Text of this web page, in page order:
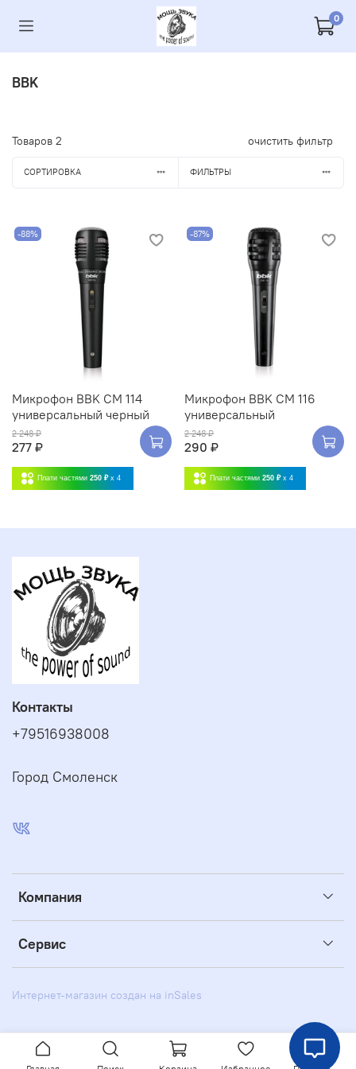
0
BBK
Товаров 2 очистить фильтр
СОРТИРОВКА ФИЛЬТРЫ
-88%
Микрофон BBK CM 114
универсальный черный
2 248 ₽
277 ₽
Плати частями 250 ₽ x 4
-87%
Микрофон BBK CM 116
универсальный
2 248 ₽
290 ₽
Плати частями 250 ₽ x 4
Компания
Сервис
Контакты
+79516938008
Город Смоленск
Интернет-магазин создан на inSales